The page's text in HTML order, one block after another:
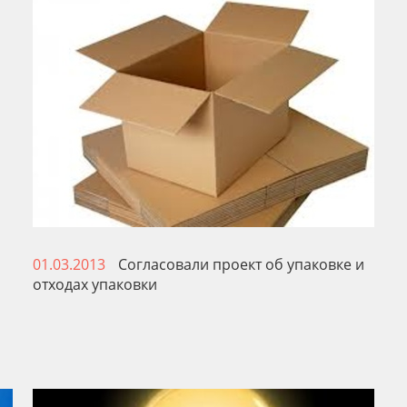
01.03.2013
Согласовали проект об упаковке и
отходах упаковки